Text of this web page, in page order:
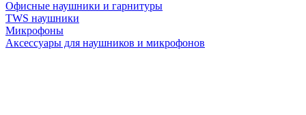
Офисные наушники и гарнитуры
TWS наушники
Микрофоны
Аксессуары для наушников и микрофонов